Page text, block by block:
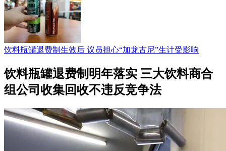
饮料瓶罐退费制生效后 议员担心“加龙古尼”生计受影响
饮料瓶罐退费制明年落实 三大饮料商合
组公司收集回收不违反竞争法